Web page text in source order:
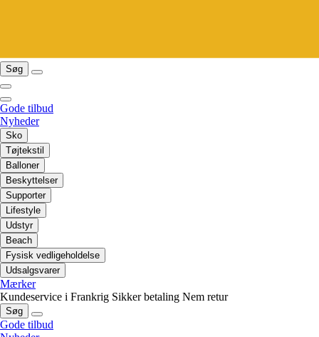
Søg
Gode tilbud
Nyheder
Sko
Tøjtekstil
Balloner
Beskyttelser
Supporter
Lifestyle
Udstyr
Beach
Fysisk vedligeholdelse
Udsalgsvarer
Mærker
Kundeservice i Frankrig Sikker betaling Nem retur
Søg
Gode tilbud